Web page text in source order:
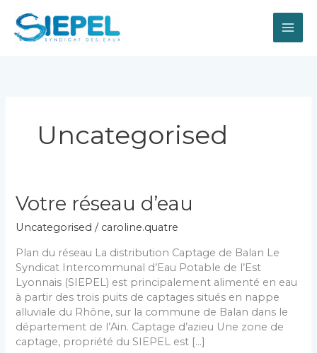
contenu
Uncategorised
Votre réseau d’eau
Uncategorised / caroline.quatre
Plan du réseau La distribution Captage de Balan Le
Syndicat Intercommunal d’Eau Potable de l’Est
Lyonnais (SIEPEL) est principalement alimenté en eau
à partir des trois puits de captages situés en nappe
alluviale du Rhône, sur la commune de Balan dans le
département de l’Ain. Captage d’azieu Une zone de
captage, propriété du SIEPEL est […]